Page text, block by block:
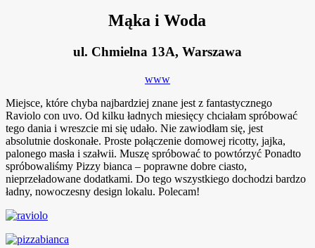
Mąka i Woda
ul. Chmielna 13A, Warszawa
www
Miejsce, które chyba najbardziej znane jest z fantastycznego
Raviolo con uvo. Od kilku ładnych miesięcy chciałam spróbować
tego dania i wreszcie mi się udało. Nie zawiodłam się, jest
absolutnie doskonałe. Proste połączenie domowej ricotty, jajka,
palonego masła i szałwii. Muszę spróbować to powtórzyć Ponadto
spróbowaliśmy Pizzy bianca – poprawne dobre ciasto,
nieprzeładowane dodatkami. Do tego wszystkiego dochodzi bardzo
ładny, nowoczesny design lokalu. Polecam!